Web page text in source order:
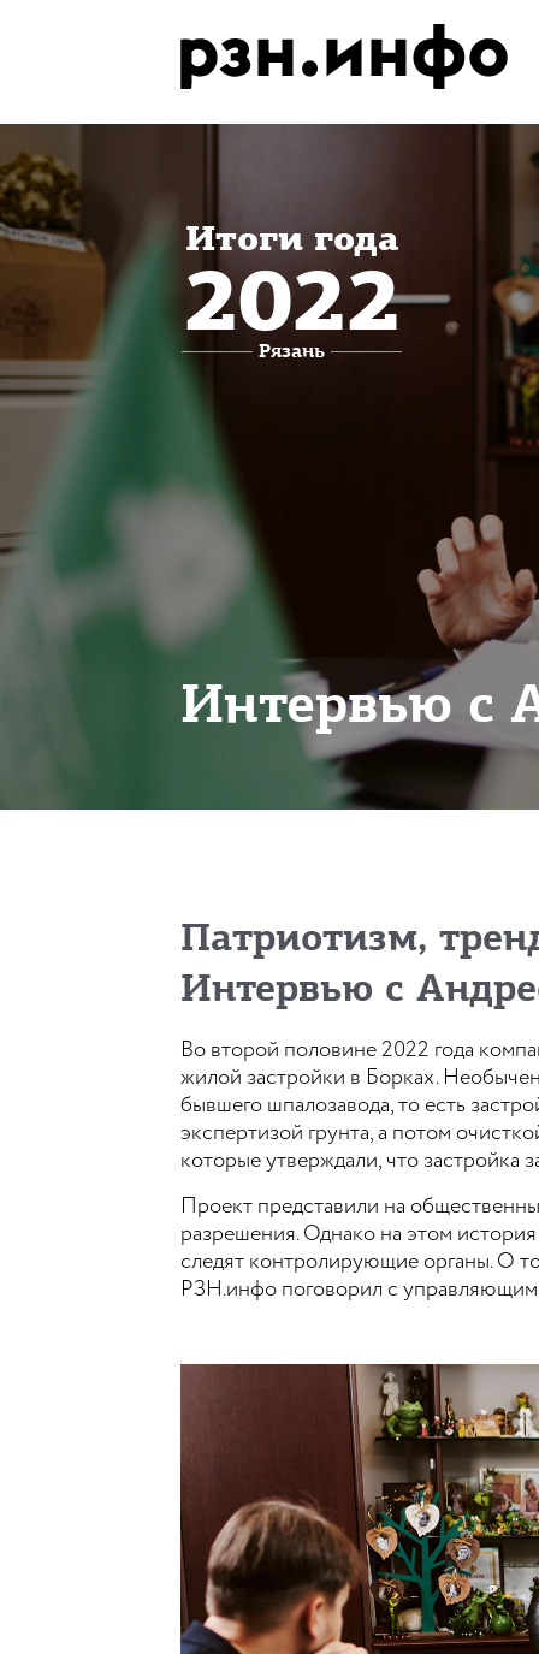
Итоги года
2022
Рязань
Интервью с
Патриотизм,
Интервью с
Во второй половине 2022 года
жилой застройки в Борках.
бывшего шпалозавода, то есть
экспертизой грунта, а потом
которые утверждали, что застройка
Проект представили на
разрешения. Однако на этом
следят контролирующие органы. О
РЗН.инфо поговорил с